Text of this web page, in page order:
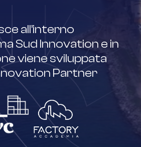
all’interno
Sud Innovation e in
viene sviluppata
Partner